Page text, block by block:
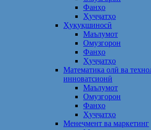
Фанҳо
Ҳуҷҷатҳо
Ҳуқуқшиносӣ
Маълумот
Омузгорон
Фанҳо
Ҳуҷҷатҳо
Математика олӣ ва
инноватсионӣ
Маълумот
Омузгорон
Фанҳо
Ҳуҷҷатҳо
Менеҷмент ва маркетинг